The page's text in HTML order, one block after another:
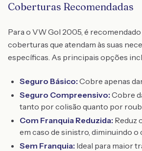
Coberturas Recomendadas
Para o VW Gol 2005, é
coberturas que atendam às suas
específicas. As principais opções
Seguro Básico: Cobre apenas
Seguro Compreensivo: Cobre
tanto por colisão quanto por
Com Franquia Reduzida: Reduz
em caso de sinistro, diminuindo o
Sem Franquia: Ideal para maior